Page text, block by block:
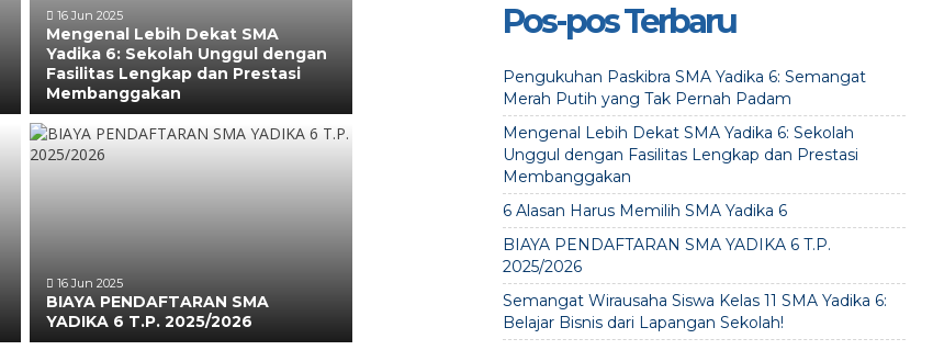
16 Jun 2025
Mengenal Lebih Dekat SMA
Yadika 6: Sekolah Unggul dengan
Fasilitas Lengkap dan Prestasi
Membanggakan
16 Jun 2025
BIAYA PENDAFTARAN SMA
YADIKA 6 T.P. 2025/2026
Pos-pos Terbaru
Pengukuhan Paskibra SMA Yadika 6: Semangat
Merah Putih yang Tak Pernah Padam
Mengenal Lebih Dekat SMA Yadika 6: Sekolah
Unggul dengan Fasilitas Lengkap dan Prestasi
Membanggakan
6 Alasan Harus Memilih SMA Yadika 6
BIAYA PENDAFTARAN SMA YADIKA 6 T.P.
2025/2026
Semangat Wirausaha Siswa Kelas 11 SMA Yadika 6:
Belajar Bisnis dari Lapangan Sekolah!